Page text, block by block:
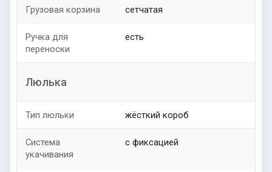
Грузовая корзина сетчатая
Ручка для
переноски
есть
Люлька
Тип люльки жёсткий короб
Система
укачивания
с фиксацией